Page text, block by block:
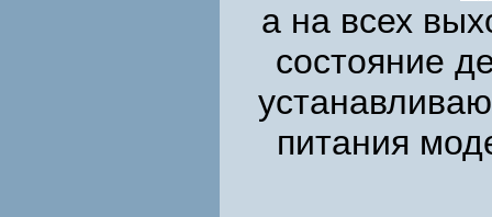
а на всех
состояние
питания